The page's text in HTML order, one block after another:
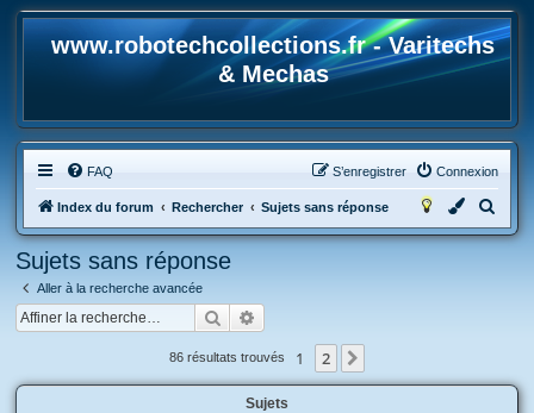
www.robotechcollections.fr - Varitechs
& Mechas
FAQ Connexion
S’enregistrer
Index du forum Rechercher Sujets sans réponse
e
c
Sujets sans réponse
Aller à la recherche avancée
Rechercher
86 résultats trouvés 1 2
Sujets